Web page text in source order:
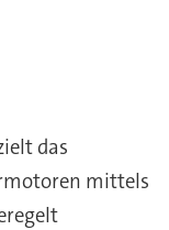
das
mittels